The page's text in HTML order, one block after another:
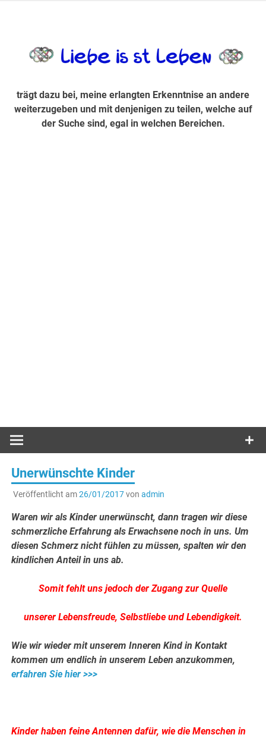
Suche sind, egal in welchen Bereichen.
trägt dazu bei, meine erlangten Erkenntnise an andere
weiterzugeben und mit denjenigen zu teilen, welche auf
der Suche sind, egal in welchen Bereichen.
Unerwünschte Kinder
Veröffentlicht am26/01/2017von admin
Waren wir als Kinder unerwünscht, dann tragen wir diese
schmerzliche Erfahrung als Erwachsene noch in uns. Um
diesen Schmerz nicht fühlen zu müssen, spalten wir den
kindlichen Anteil in uns ab.
Somit fehlt uns jedoch der Zugang zur Quelle
unserer Lebensfreude, Selbstliebe und Lebendigkeit.
Wie wir wieder mit unserem Inneren Kind in Kontakt
kommen um endlich in unserem Leben anzukommen,
erfahren Sie hier >>>
Kinder haben feine Antennen dafür, wie die Menschen in